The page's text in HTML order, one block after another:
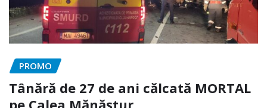
PROMO
Tânără de 27 de ani călcată MORTAL
pe Calea Mănăștur